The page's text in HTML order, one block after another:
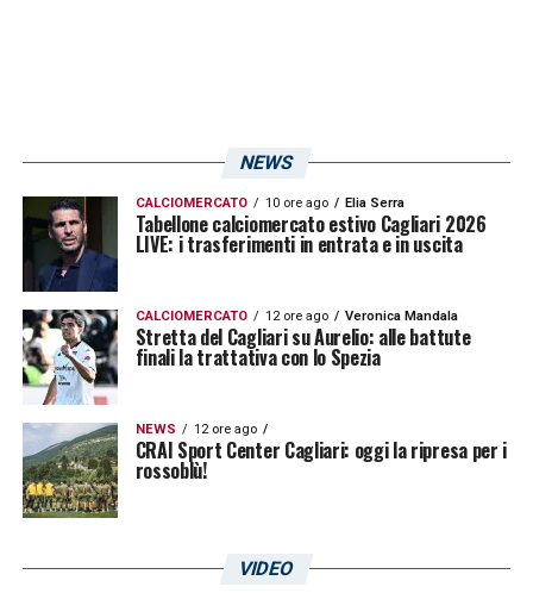
NEWS
CALCIOMERCATO 10 ore ago Elia Serra
Tabellone calciomercato estivo Cagliari 2026
LIVE: i trasferimenti in entrata e in uscita
CALCIOMERCATO 12 ore ago Veronica Mandala
Stretta del Cagliari su Aurelio: alle battute
finali la trattativa con lo Spezia
NEWS 12 ore ago
CRAI Sport Center Cagliari: oggi la ripresa per i
rossoblù!
VIDEO